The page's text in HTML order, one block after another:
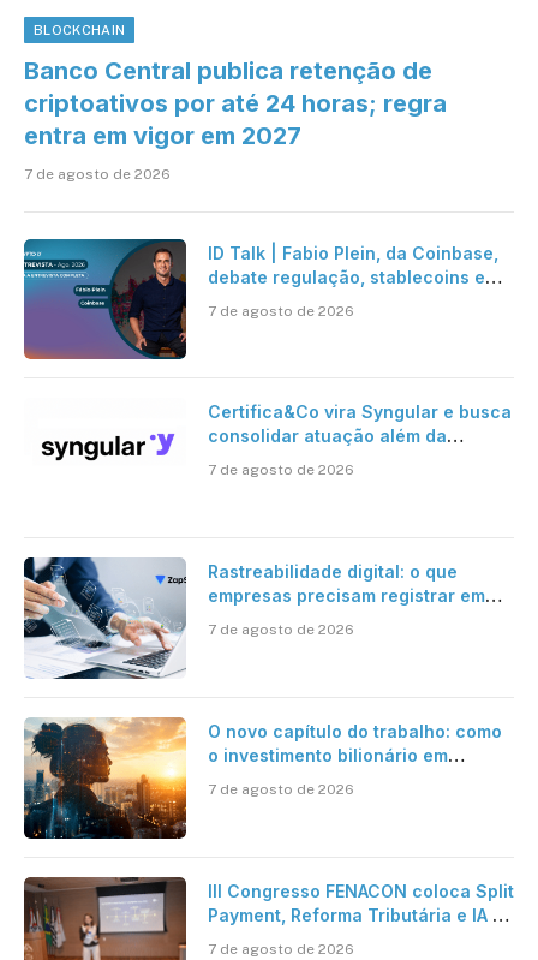
BLOCKCHAIN
Banco Central publica retenção de
criptoativos por até 24 horas; regra
entra em vigor em 2027
7 de agosto de 2026
ID Talk | Fabio Plein, da Coinbase,
debate regulação, stablecoins e
7 de agosto de 2026
Certifica&Co vira Syngular e busca
consolidar atuação além da
certificação digital
7 de agosto de 2026
Rastreabilidade digital: o que
empresas precisam registrar em
jornadas digitais?
7 de agosto de 2026
O novo capítulo do trabalho: como
o investimento bilionário em
pesquisa científica revela a
verdadeira era da inteligência
7 de agosto de 2026
III Congresso FENACON coloca Split
Payment, Reforma Tributária e IA no
7 de agosto de 2026